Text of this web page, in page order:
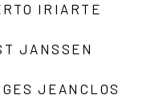
IRIARTE
JANSSEN
JEANCLOS